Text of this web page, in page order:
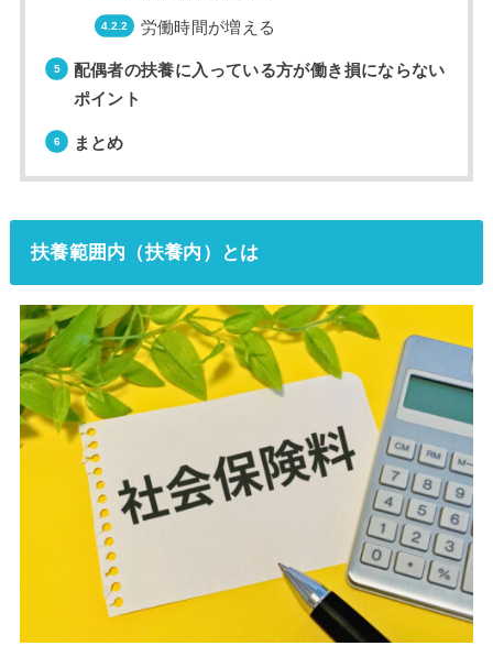
労働時間が増える
配偶者の扶養に入っている方が働き損にならない
ポイント
まとめ
扶養範囲内（扶養内）とは